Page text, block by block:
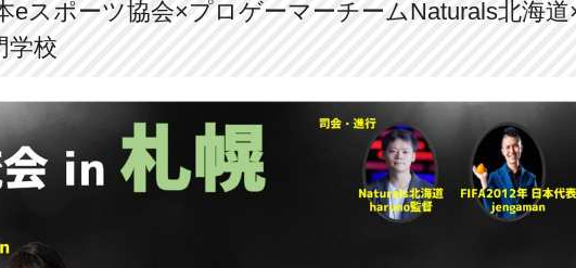
eスポーツ協会×プロゲーマーチームNaturals北海道
学校